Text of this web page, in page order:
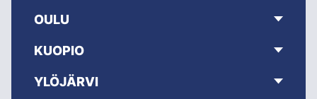
OULU
KUOPIO
YLÖJÄRVI